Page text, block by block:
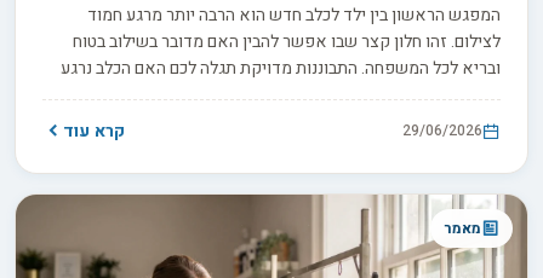
המפגש הראשון בין ילד לכלב חדש הוא הרבה יותר מרגע חמוד
לצילום. זהו חלון קצר שבו אפשר להבין האם מדובר בשילוב בטוח
ובריא לכל המשפחה. התבוננות מדויקת תגלה לכם האם הכלב נרגע
ויוצר קשר, או שהוא נסוג ונעשה נוקשה. במדריך זה תלמדו לזהות
את הסימנים המכריעים ולדעת מתי כדאי להמשיך במפגש ומתי לא.
29/06/2026 קרא עוד
מאמר